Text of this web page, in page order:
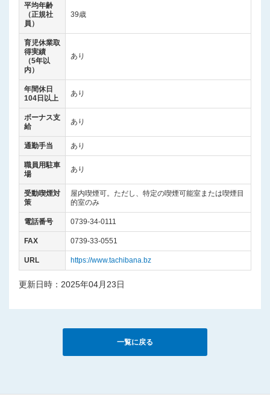
平均年齢
（正規社
員）
39歳
育児休業取
得実績
（5年以
内）
あり
年間休日
104日以上
あり
ボーナス支
給
あり
通勤手当 あり
職員用駐車
場
あり
受動喫煙対
策
屋内喫煙可。ただし、特定の喫煙可能室または喫煙目
的室のみ
電話番号 0739-34-0111
FAX 0739-33-0551
URL https://www.tachibana.bz
更新日時：2025年04月23日
一覧に戻る